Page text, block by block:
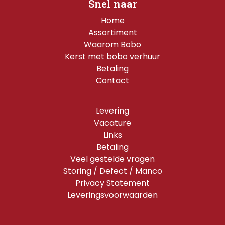
Snel naar
Home
Assortiment
Waarom Bobo
Kerst met bobo verhuur
Betaling
Contact
Levering
Vacature
Links
Betaling
Veel gestelde vragen
Storing / Defect / Manco
Privacy Statement
Leveringsvoorwaarden